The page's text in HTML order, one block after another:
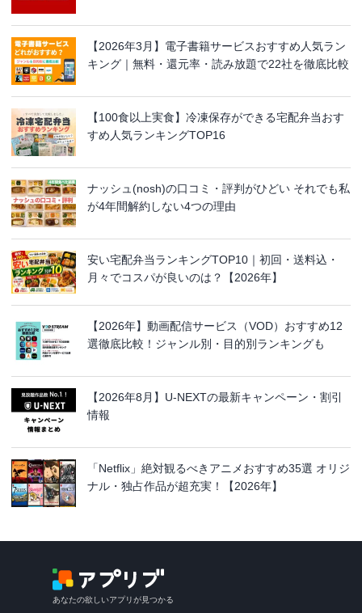
【2026年3月】電子書籍サービスおすすめ人気ラン
キング｜無料・還元率・読み放題で22社を徹底比較
【100食以上実食】冷凍保存ができる宅配弁当おす
すめ人気ランキングTOP16
ナッシュ(nosh)の口コミ・評判がひどい それでも私
が4年間解約しない4つの理由
安い宅配弁当ランキングTOP10｜初回・送料込・
月々でコスパが良いのは？【2026年】
【2026年】動画配信サービス（VOD）おすすめ12
選徹底比較！ジャンル別・目的別ランキングも
【2026年8月】U-NEXTの最新キャンペーン・割引
情報
「Netflix」絶対観るべきアニメおすすめ35選 オリジ
ナル・独占作品が超充実！【2026年】
あなたの欲しいアプリが見つかる